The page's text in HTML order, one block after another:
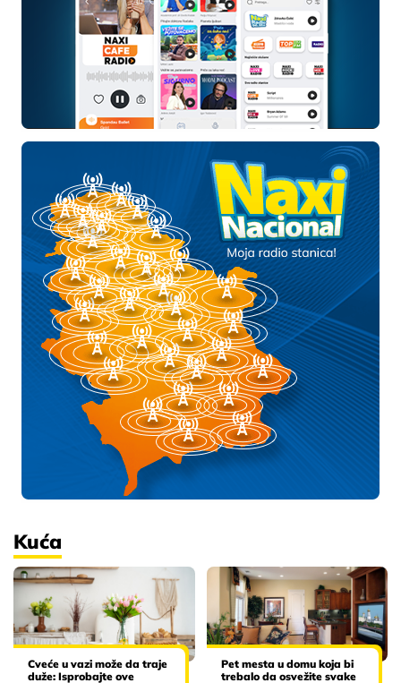
Kuća
Cveće u vazi može da traje
duže: Isprobajte ove
Pet mesta u domu koja bi
trebalo da osvežite svake